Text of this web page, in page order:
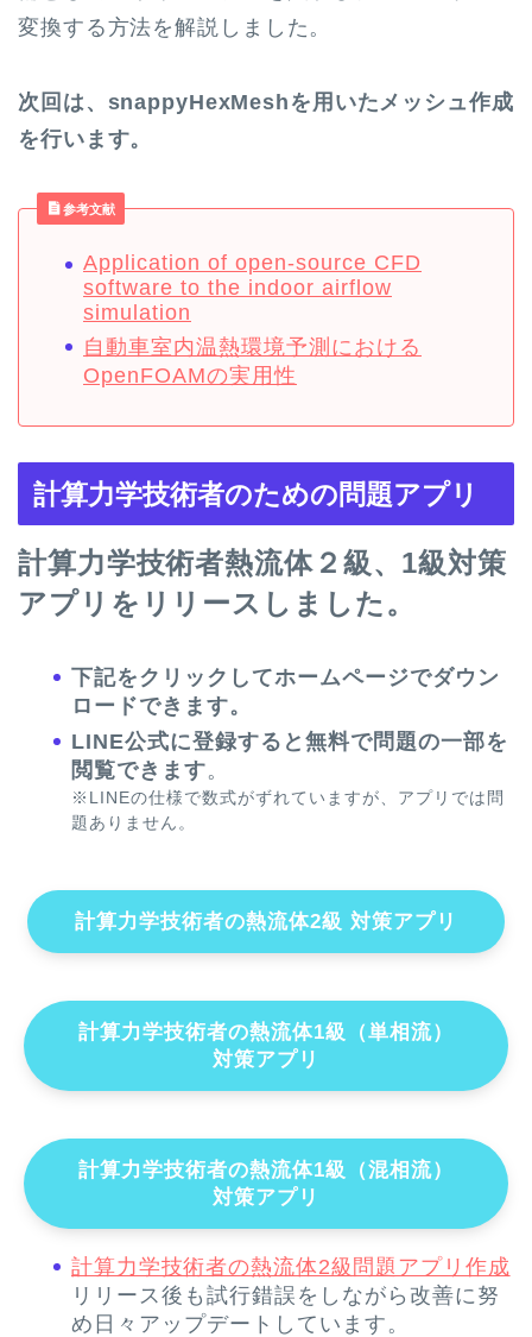
変換する方法を解説しました。
次回は、snappyHexMeshを用いたメッシュ作成
を行います。
参考文献
Application of open-source CFD
software to the indoor airflow
simulation
自動車室内温熱環境予測における
OpenFOAMの実用性
計算力学技術者のための問題アプリ
計算力学技術者熱流体２級、1級対策
アプリをリリースしました。
下記をクリックしてホームページでダウン
ロードできます。
LINE公式に登録すると無料で問題の一部を
閲覧できます。
※LINEの仕様で数式がずれていますが、アプリでは問
題ありません。
計算力学技術者の熱流体2級 対策アプリ
計算力学技術者の熱流体1級（単相流）
対策アプリ
計算力学技術者の熱流体1級（混相流）
対策アプリ
計算力学技術者の熱流体2級問題アプリ作成
リリース後も試行錯誤をしながら改善に努
め日々アップデートしています。